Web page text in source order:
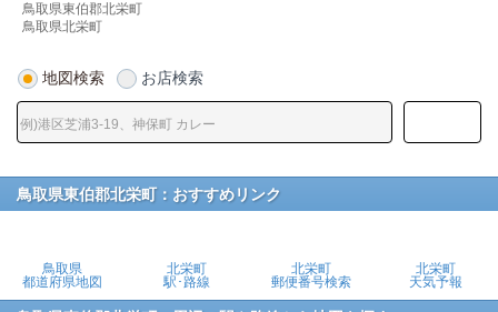
鳥取県東伯郡北栄町
鳥取県北栄町
地図検索 お店検索
鳥取県東伯郡北栄町：おすすめリンク
鳥取県
都道府県地図
北栄町
駅･路線
北栄町
郵便番号検索
北栄町
天気予報